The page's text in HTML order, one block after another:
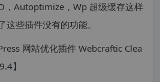
，Autoptimize，Wp 超级缓存这样
些插件没有的功能。